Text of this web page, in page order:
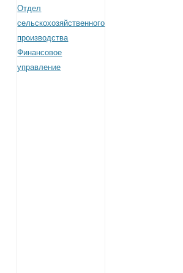
Отдел
сельскохозяйственного
производства
Финансовое
управление